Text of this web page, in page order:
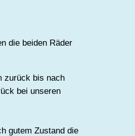
die beiden Räder
zurück bis nach
bei unseren
gutem Zustand die